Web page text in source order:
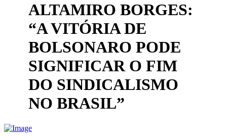
ALTAMIRO BORGES:
“A VITÓRIA DE
BOLSONARO PODE
SIGNIFICAR O FIM
DO SINDICALISMO
NO BRASIL”